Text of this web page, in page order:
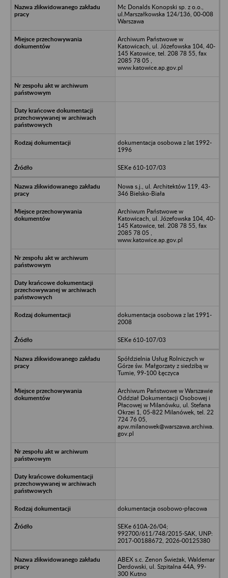
Mc Donalds Konopski sp. z o.o.,
ul.Marszałkowska 124/136, 00-008
Warszawa
Archiwum Państwowe w
Katowicach, ul. Józefowska 104, 40-
145 Katowice, tel. 208 78 55, fax
2085 78 05 ,
www.katowice.ap.gov.pl
dokumentacja osobowa z lat 1992-
1996
SEKe 610-107/03
Nowa s.j., ul. Architektów 119, 43-
346 Bielsko-Biała
Archiwum Państwowe w
Katowicach, ul. Józefowska 104, 40-
145 Katowice, tel. 208 78 55, fax
2085 78 05 ,
www.katowice.ap.gov.pl
dokumentacja osobowa z lat 1991-
2008
SEKe 610-107/03
Spółdzielnia Usług Rolniczych w
Górze św. Małgorzaty z siedzibą w
Tumie, 99-100 Łęczyca
Archiwum Państwowe w Warszawie
Oddział Dokumentacji Osobowej i
Płacowej w Milanówku, ul. Stefana
Okrzei 1, 05-822 Milanówek, tel. 22
724 76 05,
apw.milanowek@warszawa.archiwa.
gov.pl
dokumentacja osobowo-płacowa
SEKe 610A-26/04;
992700/611/748/2015-SAK, UNP:
2017-00188672, 2026-00125380
ABEX s.c. Zenon Świeżak, Waldemar
Derdowski, ul. Szpitalna 44A, 99-
300 Kutno